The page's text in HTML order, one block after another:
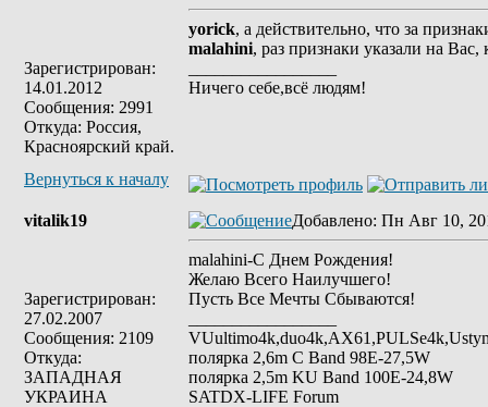
Зарегистрирован:
14.01.2012
Сообщения: 2991
Откуда: Россия,
Красноярский край.
yorick, а действительно, что за
malahini, раз признаки указали на
Ничего себе,всё людям!
Вернуться к началу
vitalik19
Зарегистрирован:
27.02.2007
Сообщения: 2109
Откуда:
ЗАПАДНАЯ
УКРАИНА
Добавлено: Пн Авг 10,
malahini-С Днем Рождения!
Желаю Всего Наилучшего!
Пусть Все Мечты Сбываются!
полярка 2,6m С Band 98Е-27,5W
полярка 2,5m KU Band 100E-24,8W
SATDX-LIFE Forum